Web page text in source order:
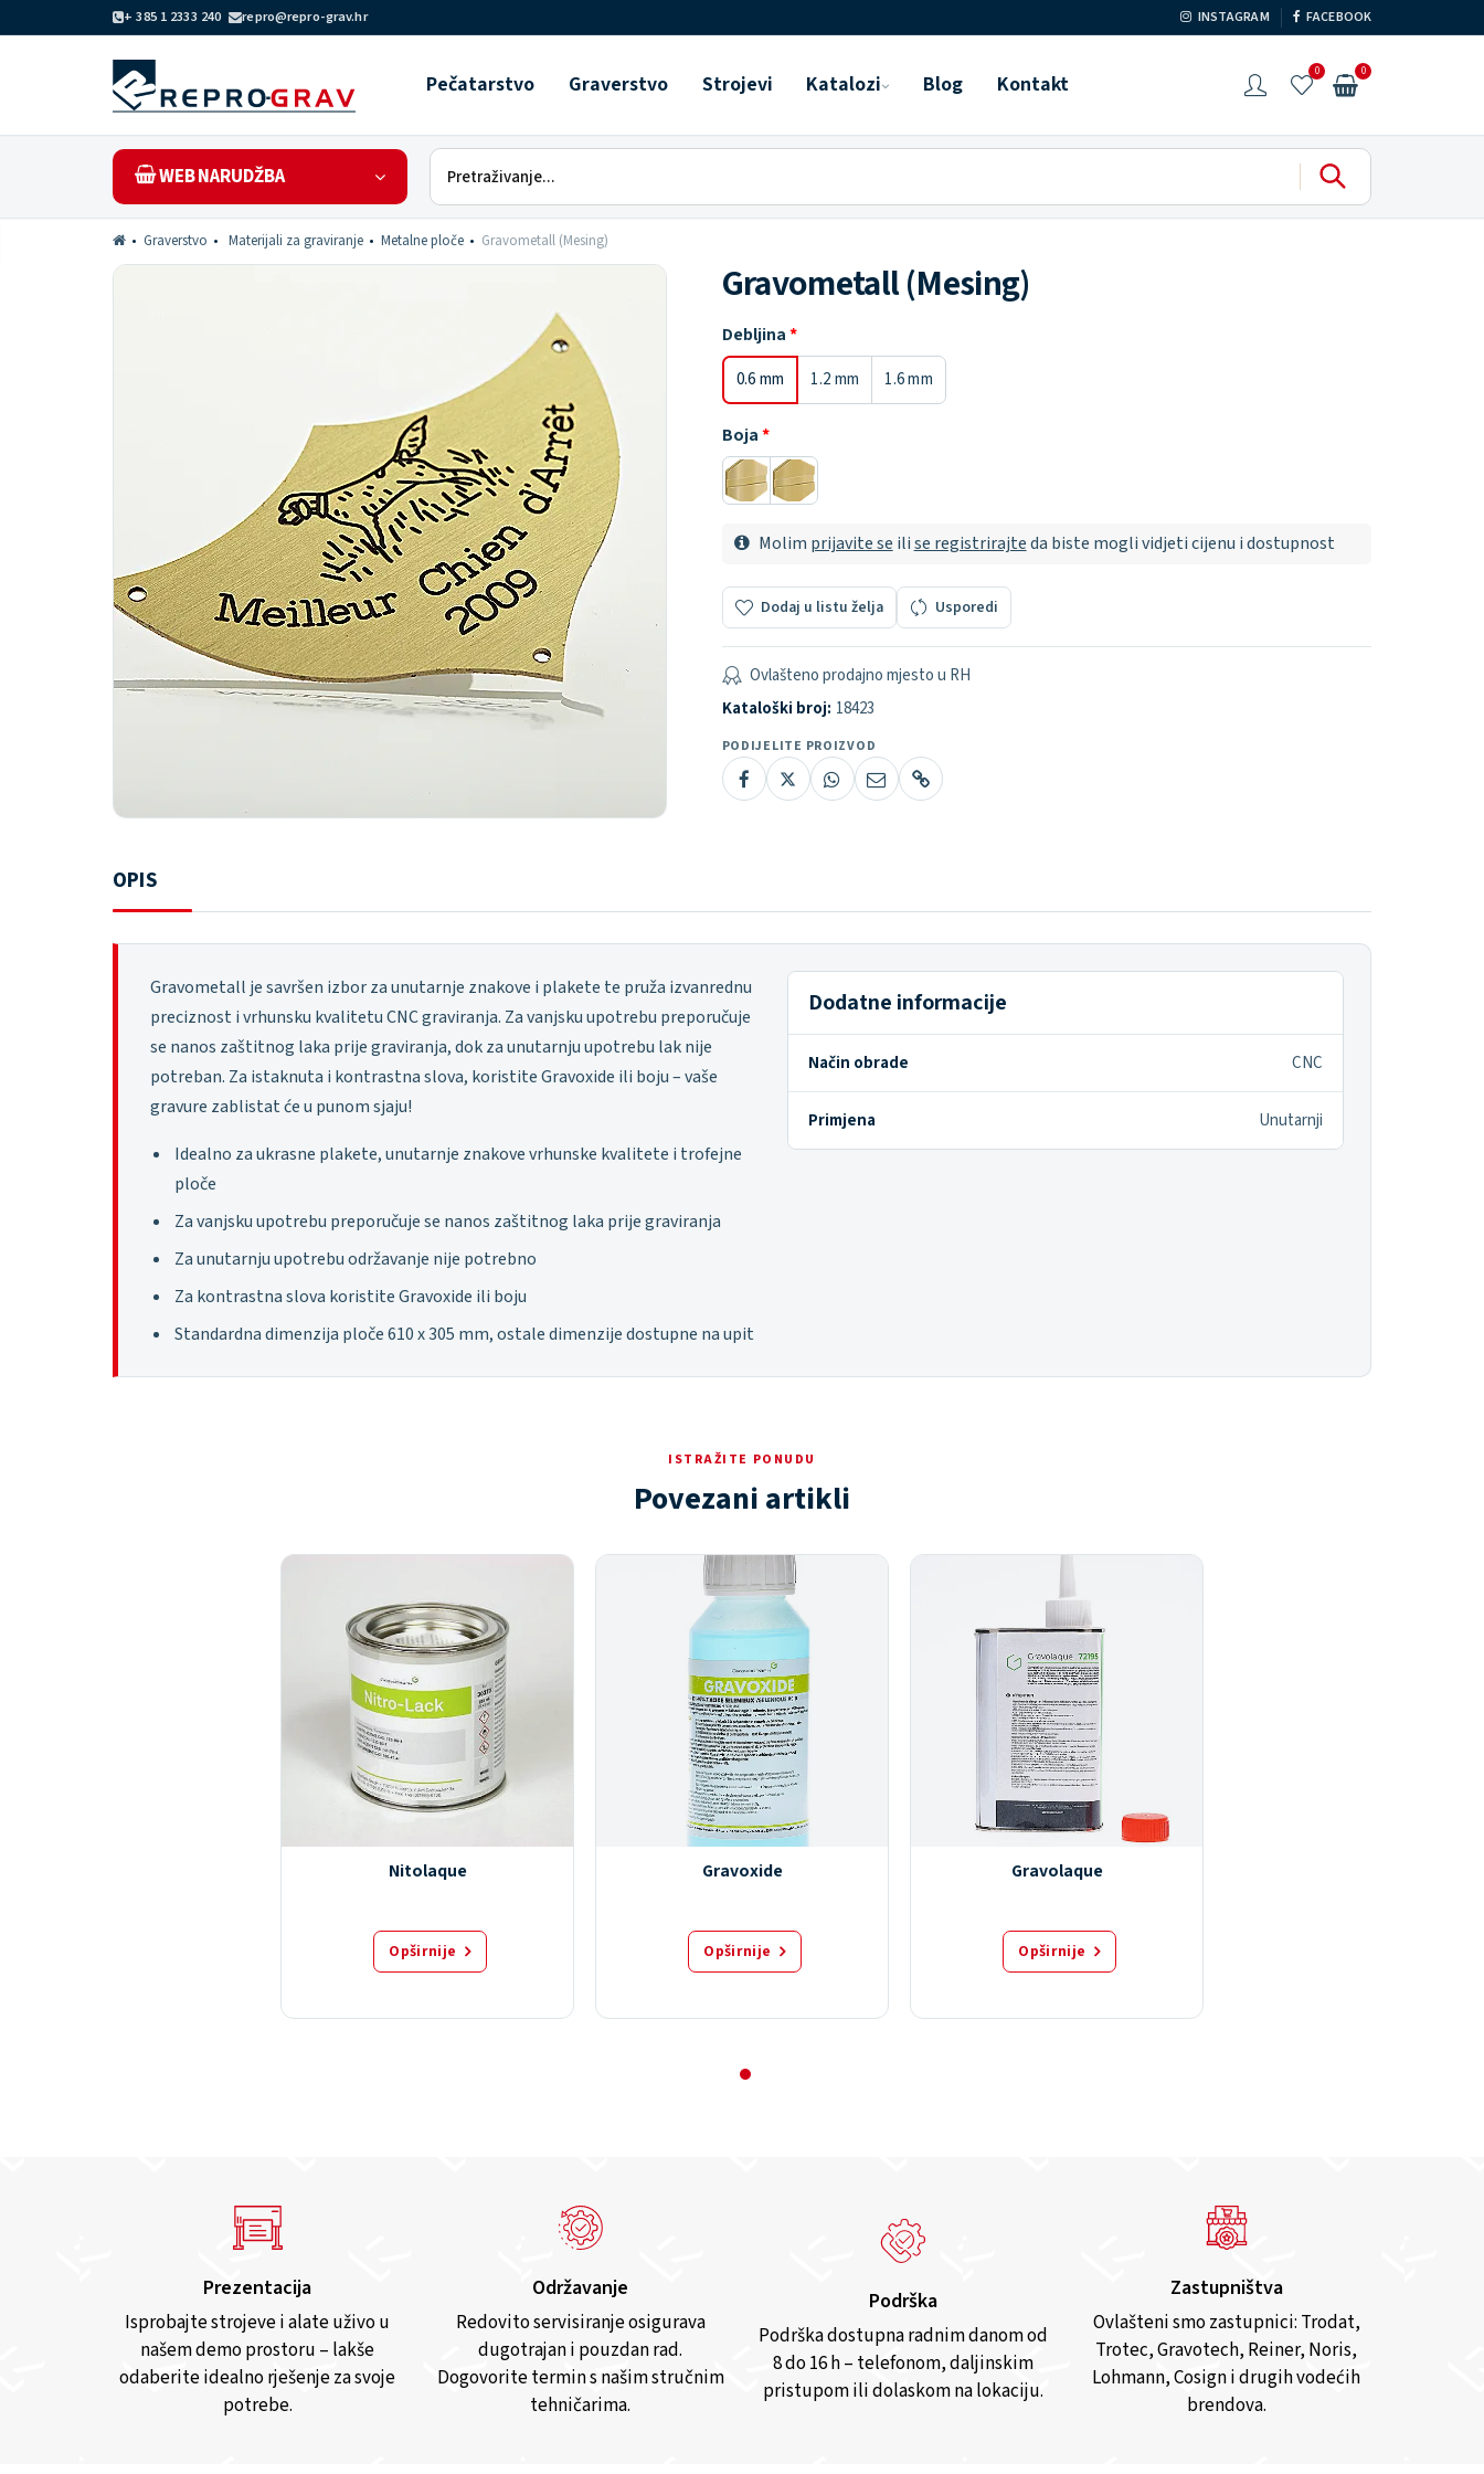
+ 385 1 2333 240 repro@repro-grav.hr INSTAGRAM FACEBOOK
Pečatarstvo Graverstvo Strojevi Katalozi Blog Kontakt 0 0
WEB NARUDŽBA
Graverstvo Materijali za graviranje Metalne ploče Gravometall (Mesing)
Gravometall (Mesing)
Debljina
0.6 mm 1.2 mm 1.6 mm
Boja
Molim prijavite se ilise registrirajteda biste mogli vidjeti cijenu i dostupnost
Dodaj u listu želja Usporedi
Ovlašteno prodajno mjesto u RH
Kataloški broj: 18423
PODIJELITE PROIZVOD
OPIS
Gravometall je savršen izbor za unutarnje znakove i plakete te pruža izvanrednu
preciznost i vrhunsku kvalitetu CNC graviranja. Za vanjsku upotrebu preporučuje
se nanos zaštitnog laka prije graviranja, dok za unutarnju upotrebu lak nije
potreban. Za istaknuta i kontrastna slova, koristite Gravoxide ili boju – vaše
gravure zablistat će u punom sjaju!
Idealno za ukrasne plakete, unutarnje znakove vrhunske kvalitete i trofejne
ploče
Za vanjsku upotrebu preporučuje se nanos zaštitnog laka prije graviranja
Za unutarnju upotrebu održavanje nije potrebno
Za kontrastna slova koristite Gravoxide ili boju
Standardna dimenzija ploče 610 x 305 mm, ostale dimenzije dostupne na upit
Dodatne informacije
Način obrade CNC
Primjena Unutarnji
ISTRAŽITE PONUDU
Povezani artikli
Nitolaque
Opširnije
Gravoxide
Opširnije
Gravolaque
Opširnije
Prezentacija
Isprobajte strojeve i alate uživo u
našem demo prostoru – lakše
odaberite idealno rješenje za svoje
potrebe.
Održavanje
Redovito servisiranje osigurava
dugotrajan i pouzdan rad.
Dogovorite termin s našim stručnim
tehničarima.
Podrška
Podrška dostupna radnim danom od
8 do 16 h – telefonom, daljinskim
pristupom ili dolaskom na lokaciju.
Zastupništva
Ovlašteni smo zastupnici: Trodat,
Trotec, Gravotech, Reiner, Noris,
Lohmann, Cosign i drugih vodećih
brendova.